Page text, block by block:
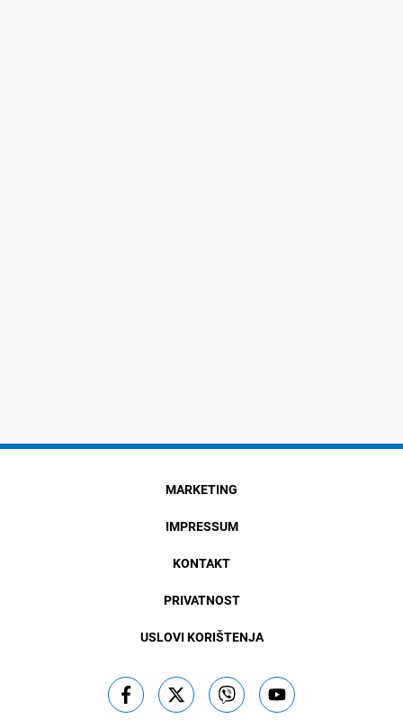
MARKETING
IMPRESSUM
KONTAKT
PRIVATNOST
USLOVI KORIŠTENJA